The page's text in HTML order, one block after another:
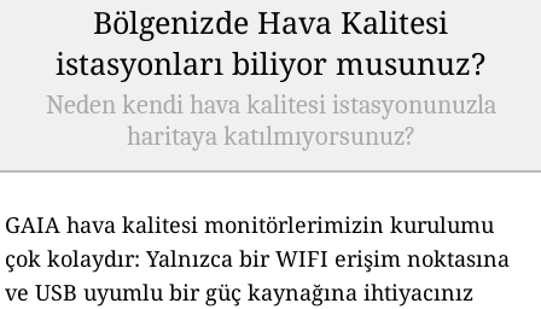
Bölgenizde Hava Kalitesi
istasyonları biliyor musunuz?
Neden kendi hava kalitesi istasyonunuzla
haritaya katılmıyorsunuz?
GAIA hava kalitesi monitörlerimizin kurulumu
çok kolaydır: Yalnızca bir WIFI erişim noktasına
ve USB uyumlu bir güç kaynağına ihtiyacınız